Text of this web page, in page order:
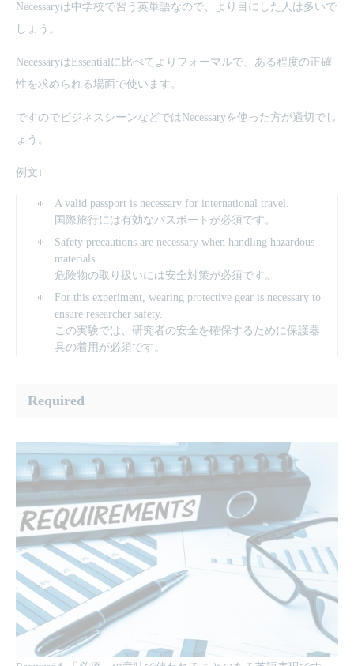
Necessaryは中学校で習う英単語なので、より目にした人は多いで
しょう。
NecessaryはEssentialに比べてよりフォーマルで、ある程度の正確
性を求められる場面で使います。
ですのでビジネスシーンなどではNecessaryを使った方が適切でし
ょう。
例文↓
A valid passport is necessary for international travel.
国際旅行には有効なパスポートが必須です。
Safety precautions are necessary when handling hazardous
materials.
危険物の取り扱いには安全対策が必須です。
For this experiment, wearing protective gear is necessary to
ensure researcher safety.
この実験では、研究者の安全を確保するために保護器
具の着用が必須です。
Required